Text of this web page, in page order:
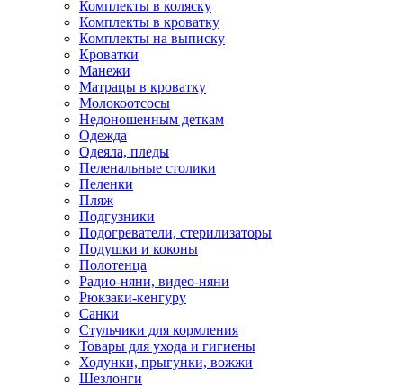
Комплекты в коляску
Комплекты в кроватку
Комплекты на выписку
Кроватки
Манежи
Матрацы в кроватку
Молокоотсосы
Недоношенным деткам
Одежда
Одеяла, пледы
Пеленальные столики
Пеленки
Пляж
Подгузники
Подогреватели, стерилизаторы
Подушки и коконы
Полотенца
Радио-няни, видео-няни
Рюкзаки-кенгуру
Санки
Стульчики для кормления
Товары для ухода и гигиены
Ходунки, прыгунки, вожжи
Шезлонги